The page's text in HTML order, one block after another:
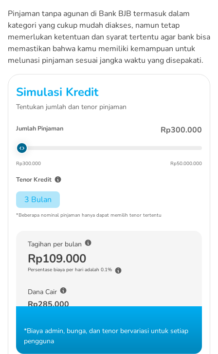
Pinjaman tanpa agunan di Bank BJB termasuk dalam
kategori yang cukup mudah diakses, namun tetap
memerlukan ketentuan dan syarat tertentu agar bank bisa
memastikan bahwa kamu memiliki kemampuan untuk
melunasi pinjaman sesuai jangka waktu yang disepakati.
Simulasi Kredit
Tentukan jumlah dan tenor pinjaman
Jumlah Pinjaman Rp300.000
Rp300.000 Rp50.000.000
Tenor Kredit
3 Bulan
*Beberapa nominal pinjaman hanya dapat memilih tenor tertentu
Tagihan per bulan
Rp109.000
Persentase biaya per hari adalah 0.1%
Dana Cair
Rp285.000
*Biaya admin, bunga, dan tenor bervariasi untuk setiap
pengguna